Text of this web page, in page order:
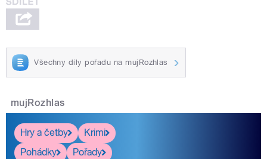
Všechny díly pořadu na mujRozhlas
mujRozhlas
Hry a četby
Krimi
Pohádky
Pořady